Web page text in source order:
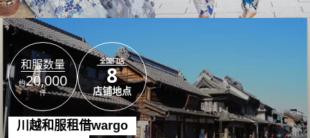
和服数量
约20,000
件
全国门店
8
店铺地点
川越和服租借wargo